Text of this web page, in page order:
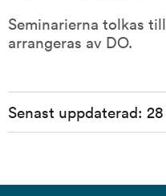
Seminarierna tolkas
arrangeras av DO.
Sidinformation
Senast uppdaterad: